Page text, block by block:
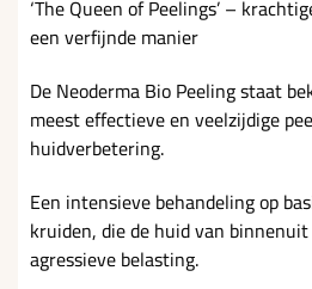
‘The Queen of Peelings’ –
een verfijnde manier
DeNeoderma Bio Peelingstaat
meest effectieve en veelzijdige
huidverbetering.
Een intensieve behandeling op
kruiden, die de huid van
agressieve belasting.